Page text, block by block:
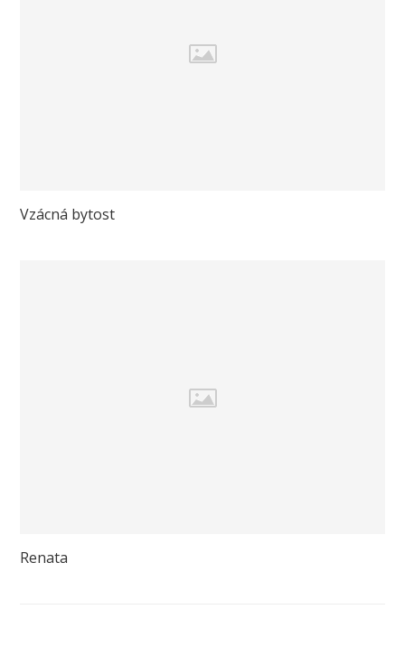
Vzácná bytost
Renata